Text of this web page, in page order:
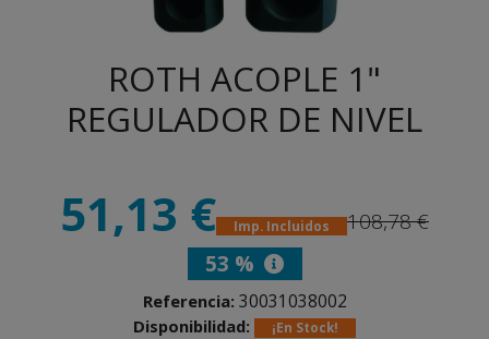
ROTH ACOPLE 1"
REGULADOR DE NIVEL
51,13 € Imp. Incluidos
108,78 €
53 %
Referencia: 30031038002
Disponibilidad: ¡En Stock!